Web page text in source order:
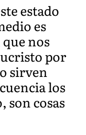
estado
es
nos
por
sirven
los
son cosas